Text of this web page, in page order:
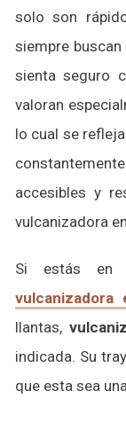
solo son
siempre
sienta seguro
valoran
lo cual se
accesibles y
vulcanizadora
Si estás en
vulcanizadora
llantas,
indicada. Su
que esta sea